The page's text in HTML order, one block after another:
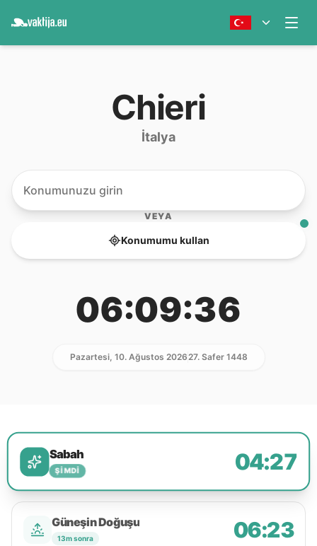
Chieri
İtalya
VEYA
Konumumu kullan
06:09:36
Pazartesi, 10. Ağustos 202627. Safer 1448
Sabah
ŞIMDI 04:27
Güneşin Doğuşu
13m sonra 06:23